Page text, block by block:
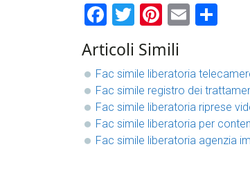
Facebook
Twitter
Pinterest
Email
Articoli Simili
Fac simile liberatoria
Fac simile registro dei
Fac simile liberatoria riprese
Fac simile liberatoria per
Fac simile liberatoria agenzia